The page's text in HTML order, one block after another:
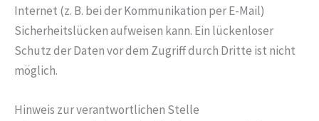
Internet (z. B. bei der Kommunikation per E-Mail)
Sicherheitslücken aufweisen kann. Ein lückenloser
Schutz der Daten vor dem Zugriff durch Dritte ist nicht
möglich.
Hinweis zur verantwortlichen Stelle